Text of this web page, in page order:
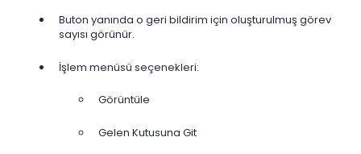
Buton yanında o geri bildirim için oluşturulmuş görev
sayısı görünür.
İşlem menüsü seçenekleri:
Görüntüle
Gelen Kutusuna Git